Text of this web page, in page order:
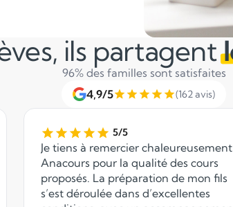
ils partagent
96% des familles sont satisfaites
4,9/5
(162 avis)
5/5
Je tiens à remercier chaleureusement
Anacours pour la qualité des cours
proposés. La préparation de mon fils
s’est déroulée dans d’excellentes